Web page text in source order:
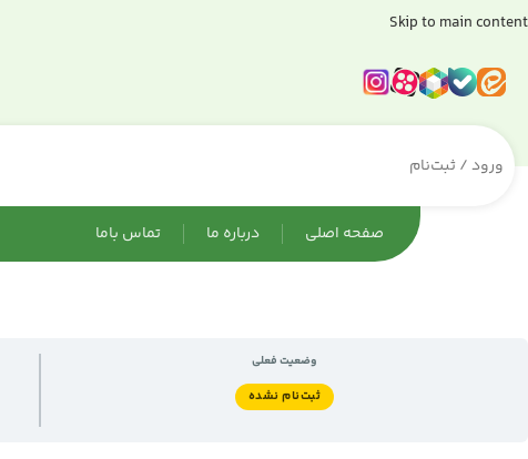
Skip to main content
ورود / ثبت‌نام
صفحه اصلی درباره ما تماس باما
وضعیت فعلی
ثبت‌نام نشده